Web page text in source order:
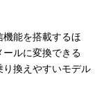
能を搭載するほ
ルに変換できる
り換えやすいモデル